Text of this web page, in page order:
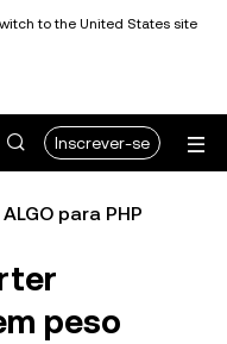
to the United States site
Inscrever-se
ALGO para PHP
peso